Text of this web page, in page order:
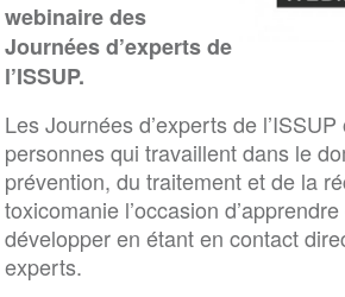
webinaire des
Journées d’experts de
l’ISSUP.
Les Journées d’experts de
personnes qui travaillent dans le
prévention, du traitement et de la
toxicomanie l’occasion
développer en étant en contact
experts.